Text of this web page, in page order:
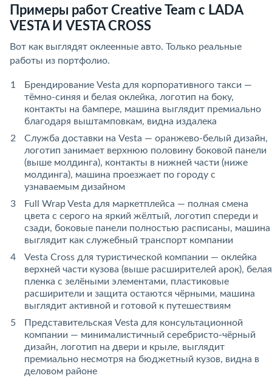
Примеры работ Creative Team с LADA
VESTA И VESTA CROSS
Вот как выглядят оклеенные авто. Только реальные
работы из портфолио.
Брендирование Vesta для корпоративного такси —
тёмно-синяя и белая оклейка, логотип на боку,
контакты на бампере, машина выглядит премиально
благодаря выштамповкам, видна издалека
Служба доставки на Vesta — оранжево-белый дизайн,
логотип занимает верхнюю половину боковой панели
(выше молдинга), контакты в нижней части (ниже
молдинга), машина проезжает по городу с
узнаваемым дизайном
Full Wrap Vesta для маркетплейса — полная смена
цвета с серого на яркий жёлтый, логотип спереди и
сзади, боковые панели полностью расписаны, машина
выглядит как служебный транспорт компании
Vesta Cross для туристической компании — оклейка
верхней части кузова (выше расширителей арок), белая
пленка с зелёными элементами, пластиковые
расширители и защита остаются чёрными, машина
выглядит активной и готовой к путешествиям
Представительская Vesta для консультационной
компании — минималистичный серебристо-чёрный
дизайн, логотип на двери и крыле, выглядит
премиально несмотря на бюджетный кузов, видна в
деловом районе